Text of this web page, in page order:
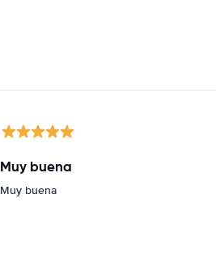
Muy buena
Muy buena